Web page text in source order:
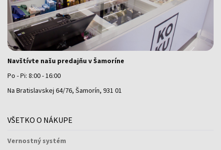
Navštívte našu predajňu v Šamoríne
Po - Pi: 8:00 - 16:00
Na Bratislavskej 64/76, Šamorín, 931 01
VŠETKO O NÁKUPE
Vernostný systém